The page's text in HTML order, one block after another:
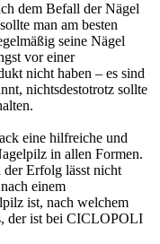
dem Befall der Nägel
man am besten
seine Nägel
vor einer
nicht haben – es sind
nichtsdestotrotz sollte
eine hilfreiche und
in allen Formen.
Erfolg lässt nicht
einem
ist, nach welchem
der ist bei CICLOPOLI